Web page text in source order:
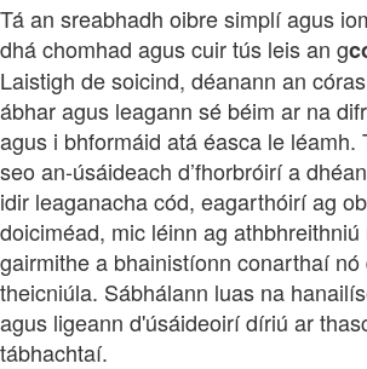
Tá an sreabhadh oibre simplí agus
dhá chomhad agus cuir tús leis an g
Laistigh de soicind, déanann an
ábhar agus leagann sé béim ar na
agus i bhformáid atá éasca le léamh.
seo an-úsáideach d’fhorbróirí a
idir leaganacha cód, eagarthóirí ag
doiciméad, mic léinn ag
gairmithe a bhainistíonn conarthaí nó
theicniúla. Sábhálann luas na
agus ligeann d'úsáideoirí díriú ar
tábhachtaí.